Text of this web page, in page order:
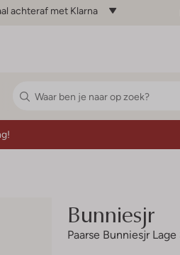
achteraf met Klarna
Bunniesjr
Paarse Bunniesjr